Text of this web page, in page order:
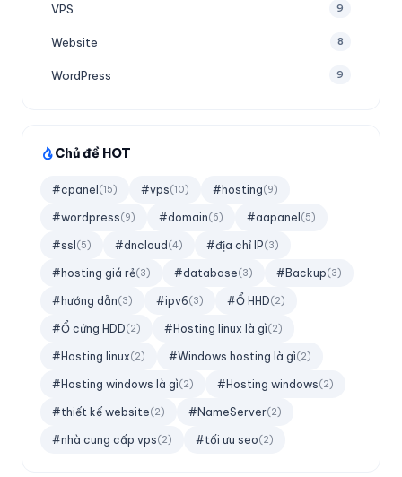
VPS 9
Website 8
WordPress 9
Chủ đề HOT
#cpanel (15) #vps(10) #hosting(9)
#wordpress(9) #domain(6) #aapanel (5)
#ssl (5) #dncloud (4) #địa chỉ IP(3)
#hosting giá rẻ(3) #database(3) #Backup(3)
#hướng dẫn(3) #ipv6(3) #Ổ HHD(2)
#Ổ cứng HDD(2) #Hosting linux là gì(2)
#Hosting linux(2) #Windows hosting là gì(2)
#Hosting windows là gì(2) #Hosting windows(2)
#thiết kế website(2) #NameServer(2)
#nhà cung cấp vps(2) #tối ưu seo(2)